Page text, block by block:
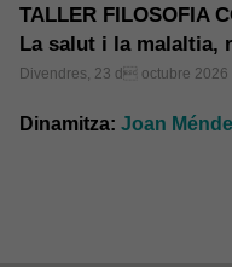
TALLER FILOSOFIA
La salut i la malaltia,
Divendres, 23 d octubre 2026
Dinamitza: Joan